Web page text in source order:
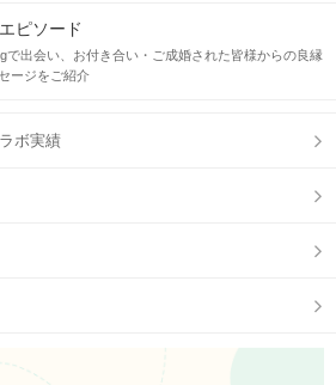
ピソード
で出会い、お付き合い・ご成婚された皆様からの良縁
ージをご紹介
ボ実績